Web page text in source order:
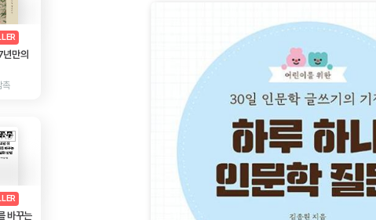
년만의
촉
AD
바꾸는